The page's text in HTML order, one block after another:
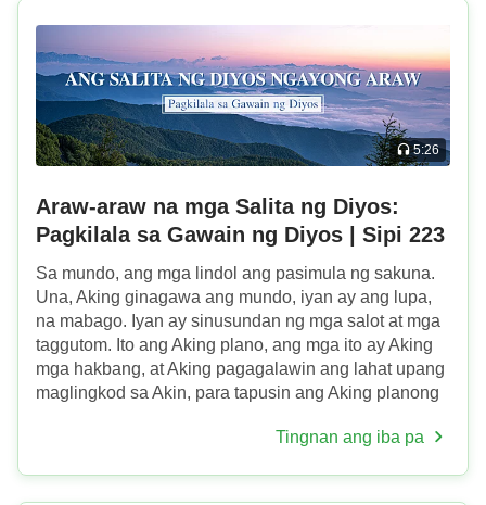
5:26
Araw-araw na mga Salita ng Diyos:
Pagkilala sa Gawain ng Diyos | Sipi 223
Sa mundo, ang mga lindol ang pasimula ng sakuna.
Una, Aking ginagawa ang mundo, iyan ay ang lupa,
na mabago. Iyan ay sinusundan ng mga salot at mga
taggutom. Ito ang Aking plano, ang mga ito ay Aking
mga hakbang, at Aking pagagalawin ang lahat upang
maglingkod sa Akin, para tapusin ang Aking planong
Tingnan ang iba pa